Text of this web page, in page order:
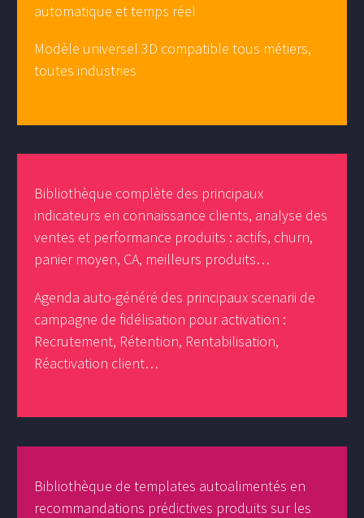
automatique et temps réel
Modèle universel 3D compatible tous métiers,
toutes industries
Bibliothèque complète des principaux
indicateurs en connaissance clients, analyse des
ventes et performance produits : actifs, churn,
panier moyen, CA, meilleurs produits…
Agenda auto-généré des principaux scenarii de
campagne de fidélisation pour activation :
Recrutement, Rétention, Rentabilisation,
Réactivation client…
Bibliothèque de templates autoalimentés en
recommandations prédictives produits sur les